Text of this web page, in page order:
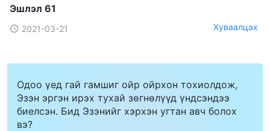
Эшлэл 61
2021-03-21 Хуваалцах
Одоо үед гай гамшиг ойр ойрхон тохиолдож,
Эзэн эргэн ирэх тухай зөгнөлүүд үндсэндээ
биелсэн. Бид Эзэнийг хэрхэн угтан авч болох
вэ?